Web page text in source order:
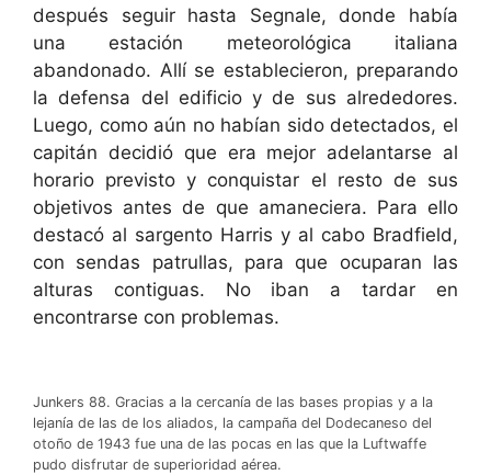
después seguir hasta Segnale, donde había
una estación meteorológica italiana
abandonado. Allí se establecieron, preparando
la defensa del edificio y de sus alrededores.
Luego, como aún no habían sido detectados, el
capitán decidió que era mejor adelantarse al
horario previsto y conquistar el resto de sus
objetivos antes de que amaneciera. Para ello
destacó al sargento Harris y al cabo Bradfield,
con sendas patrullas, para que ocuparan las
alturas contiguas. No iban a tardar en
encontrarse con problemas.
Junkers 88. Gracias a la cercanía de las bases propias y a la
lejanía de las de los aliados, la campaña del Dodecaneso del
otoño de 1943 fue una de las pocas en las que la Luftwaffe
pudo disfrutar de superioridad aérea.